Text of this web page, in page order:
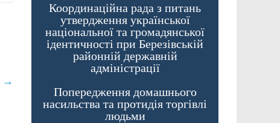
→
Координаційна рада з питань
утвердження української
національної та громадянської
ідентичності при Березівській
районній державній
адміністрації
Попередження домашнього
насильства та протидія торгівлі
людьми